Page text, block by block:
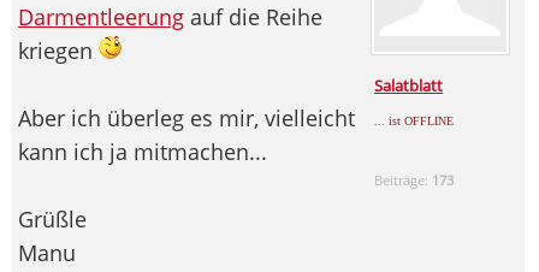
Salatblatt
... ist OFFLINE
Beiträge: 173
Darmentleerung auf die Reihe
kriegen
Aber ich überleg es mir, vielleicht
kann ich ja mitmachen...
Grüßle
Manu